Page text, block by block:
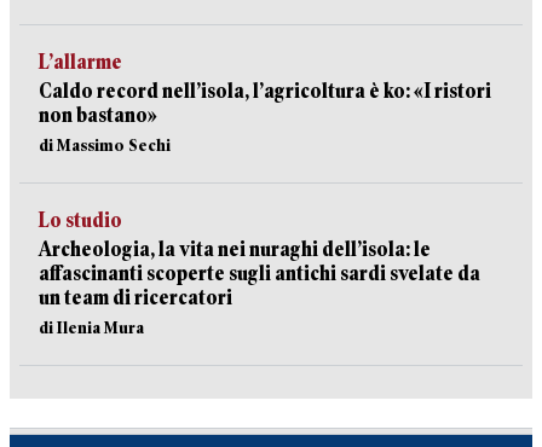
L’allarme
Caldo record nell’isola, l’agricoltura è ko: «I ristori
non bastano»
di Massimo Sechi
Lo studio
Archeologia, la vita nei nuraghi dell’isola: le
affascinanti scoperte sugli antichi sardi svelate da
un team di ricercatori
di Ilenia Mura